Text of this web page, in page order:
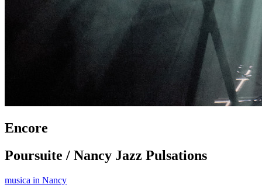
Encore
Poursuite / Nancy Jazz Pulsations
musica in Nancy